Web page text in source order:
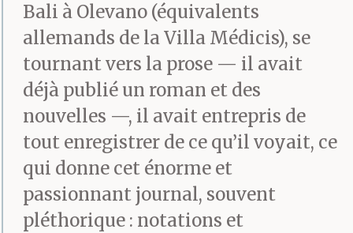
Bali à Olevano (équivalents
allemands de la Villa Médicis), se
tournant vers la prose — il avait
déjà publié un roman et des
nouvelles —, il avait entrepris de
tout enregistrer de ce qu’il voyait, ce
qui donne cet énorme et
passionnant journal, souvent
pléthorique : notations et